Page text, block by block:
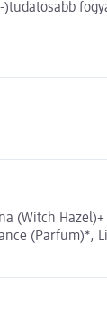
(Witch
(Parfum)*,